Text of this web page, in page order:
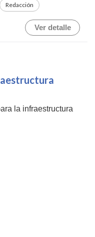
Redacción
Ver detalle
la infraestructura
de billetera